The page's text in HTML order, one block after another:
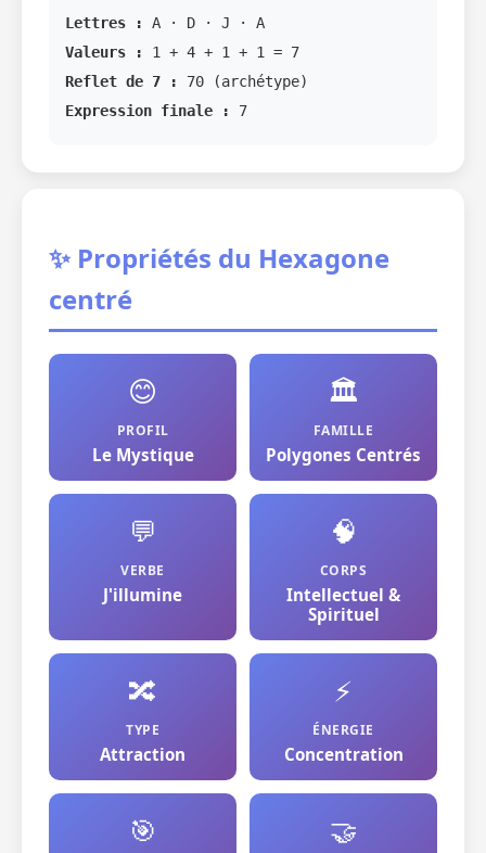
Lettres :
A · D · J · A
Valeurs :
1 + 4 + 1 + 1 = 7
Reflet de 7 :
70 (archétype)
Expression finale :
7
✨ Propriétés du Hexagone
centré
😊
PROFIL
Le Mystique
🏛️
FAMILLE
Polygones Centrés
💬
VERBE
J'illumine
🧠
CORPS
Intellectuel &
Spirituel
🔀
TYPE
Attraction
⚡
ÉNERGIE
Concentration
🎯 🤝